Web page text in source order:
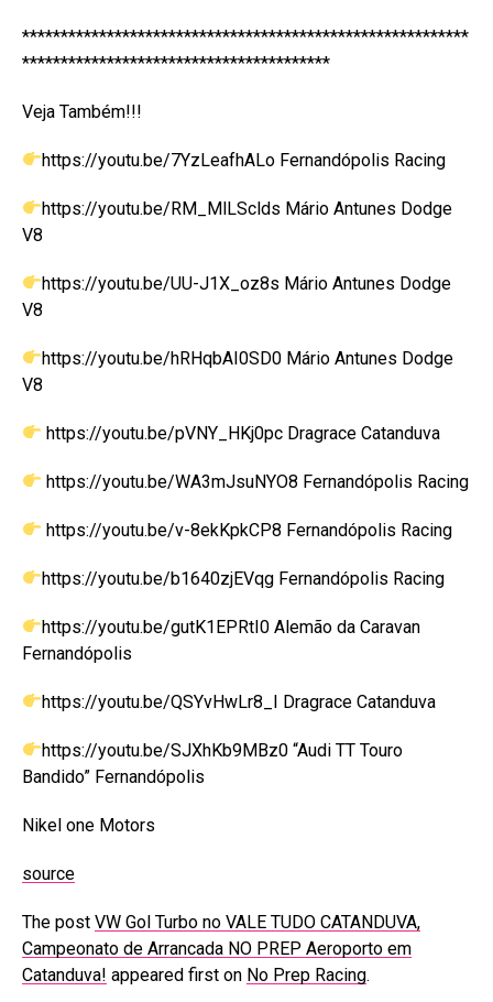
**********************************************************
****************************************
Veja Também!!!
https://youtu.be/7YzLeafhALo Fernandópolis Racing
https://youtu.be/RM_MlLSclds Mário Antunes Dodge
V8
https://youtu.be/UU-J1X_oz8s Mário Antunes Dodge
V8
https://youtu.be/hRHqbAI0SD0 Mário Antunes Dodge
V8
https://youtu.be/pVNY_HKj0pc Dragrace Catanduva
https://youtu.be/WA3mJsuNYO8 Fernandópolis Racing
https://youtu.be/v-8ekKpkCP8 Fernandópolis Racing
https://youtu.be/b1640zjEVqg Fernandópolis Racing
https://youtu.be/gutK1EPRtI0 Alemão da Caravan
Fernandópolis
https://youtu.be/QSYvHwLr8_I Dragrace Catanduva
https://youtu.be/SJXhKb9MBz0 “Audi TT Touro
Bandido” Fernandópolis
Nikel one Motors
source
The post VW Gol Turbo no VALE TUDO CATANDUVA,
Campeonato de Arrancada NO PREP Aeroporto em
Catanduva! appeared first on No Prep Racing.